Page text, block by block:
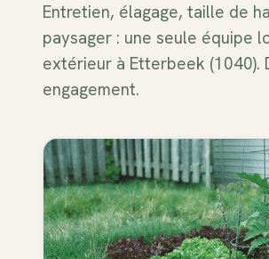
Entretien, élagage, taille de
paysager : une seule équipe
extérieur à Etterbeek (1040).
engagement.